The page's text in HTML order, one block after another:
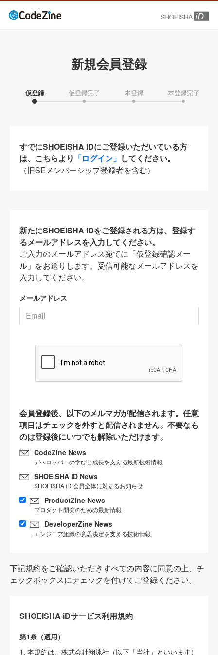
新規会員登録
仮登録 仮登録完了 本登録 本登録完了
すでにSHOEISHA iDにご登録いただいている方
は、こちらより 「ログイン」 してください。
（旧SEメンバーシップ登録者を含む）
新たにSHOEISHA iDをご登録される方は、登録す
るメールアドレスを入力してください。
ご入力のメールアドレス宛てに「仮登録確認メー
ル」をお送りします。受信可能なメールアドレスを
入力してください。
メールアドレス
会員登録後、以下のメルマガが配信されます。任意
項目はチェックを外すと配信されません。不要なも
のは登録後にいつでも解除いただけます。
CodeZine News
デベロッパーの学びと成長を支える最新技術情報
SHOEISHA iD News
SHOEISHA iD 会員全体に対するお知らせ
ProductZine News
プロダクト開発のための最新情報
DeveloperZine News
エンジニア組織の意思決定を支える技術情報
下記規約をご確認いただきすべての内容に同意の上、チ
ェックボックスにチェックを付けてご登録ください。
SHOEISHA iDサービス利用規約
第1条（適用）
1. 本規約は、株式会社翔泳社（以下「当社」といいます）